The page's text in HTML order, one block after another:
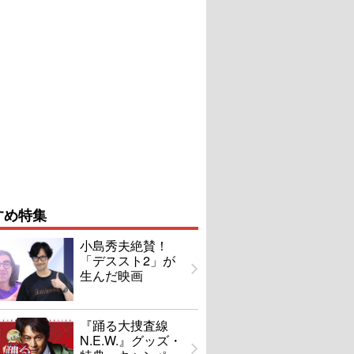
特集
小島秀夫絶賛！
「デススト2」が
生んだ映画
『踊る大捜査線
N.E.W.』グッズ・